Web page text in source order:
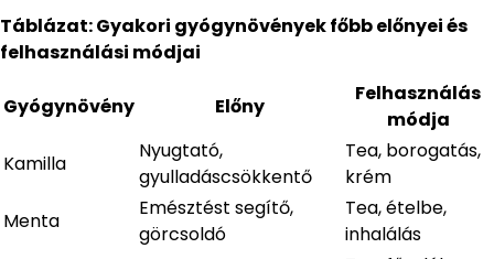
Táblázat: Gyakori gyógynövények főbb előnyei és
felhasználási módjai
Gyógynövény Előny
Felhasználás
módja
Kamilla
Nyugtató,
gyulladáscsökkentő
Tea, borogatás,
krém
Menta
Emésztést segítő,
görcsoldó
Tea, ételbe,
inhalálás